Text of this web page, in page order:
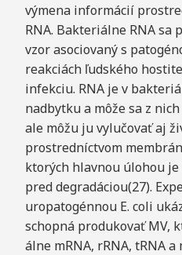
výmena informácií
RNA. Bakteriálne RNA sa
vzor asociovaný s
reakciách ľudského
infekciu. RNA je v
nadbytku a môže sa z
ale môžu ju vylučovať aj
prostredníctvom
ktorých hlavnou úlohou je
pred degradáciou(27).
uropatogénnou E. coli
schopná produkovať MV,
álne mRNA, rRNA, tRNA